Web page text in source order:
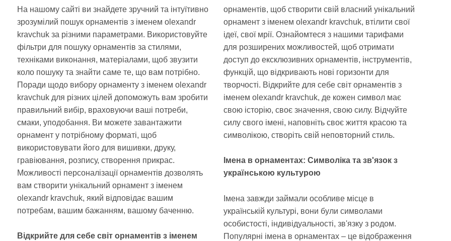
На нашому сайті ви знайдете зручний та інтуїтивно
зрозумілий пошук орнаментів з іменем olexandr
kravchuk за різними параметрами. Використовуйте
фільтри для пошуку орнаментів за стилями,
техніками виконання, матеріалами, щоб звузити
коло пошуку та знайти саме те, що вам потрібно.
Поради щодо вибору орнаменту з іменем olexandr
kravchuk для різних цілей допоможуть вам зробити
правильний вибір, враховуючи ваші потреби,
смаки, уподобання. Ви можете завантажити
орнамент у потрібному форматі, щоб
використовувати його для вишивки, друку,
гравіювання, розпису, створення прикрас.
Можливості персоналізації орнаментів дозволять
вам створити унікальний орнамент з іменем
olexandr kravchuk, який відповідає вашим
потребам, вашим бажанням, вашому баченню.
Відкрийте для себе світ орнаментів з іменем
орнаментів, щоб створити свій власний унікальний
орнамент з іменем olexandr kravchuk, втілити свої
ідеї, свої мрії. Ознайомтеся з нашими тарифами
для розширених можливостей, щоб отримати
доступ до ексклюзивних орнаментів, інструментів,
функцій, що відкривають нові горизонти для
творчості. Відкрийте для себе світ орнаментів з
іменем olexandr kravchuk, де кожен символ має
свою історію, своє значення, свою силу. Відчуйте
силу свого імені, наповніть своє життя красою та
символікою, створіть свій неповторний стиль.
Імена в орнаментах: Символіка та зв'язок з
українською культурою
Імена завжди займали особливе місце в
українській культурі, вони були символами
особистості, індивідуальності, зв'язку з родом.
Популярні імена в орнаментах – це відображення